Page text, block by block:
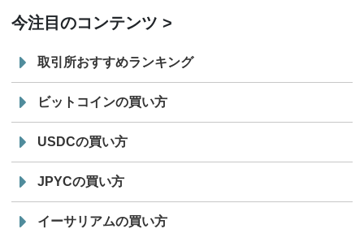
今注目のコンテンツ
取引所おすすめランキング
ビットコインの買い方
USDCの買い方
JPYCの買い方
イーサリアムの買い方